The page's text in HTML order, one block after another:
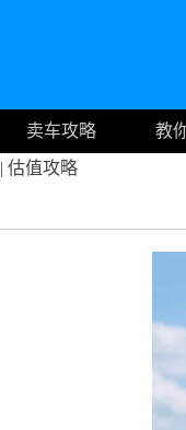
卖车攻略 教
| 估值攻略